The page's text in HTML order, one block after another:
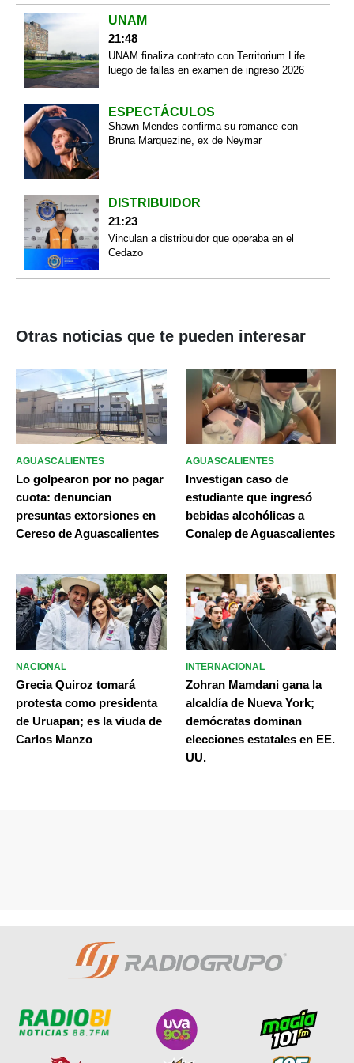
UNAM
21:48
UNAM finaliza contrato con Territorium Life
luego de fallas en examen de ingreso 2026
ESPECTÁCULOS
Shawn Mendes confirma su romance con
Bruna Marquezine, ex de Neymar
DISTRIBUIDOR
21:23
Vinculan a distribuidor que operaba en el
Cedazo
Otras noticias que te pueden interesar
AGUASCALIENTES
Lo golpearon por no pagar
cuota: denuncian
presuntas extorsiones en
Cereso de Aguascalientes
AGUASCALIENTES
Investigan caso de
estudiante que ingresó
bebidas alcohólicas a
Conalep de Aguascalientes
NACIONAL
Grecia Quiroz tomará
protesta como presidenta
de Uruapan; es la viuda de
Carlos Manzo
INTERNACIONAL
Zohran Mamdani gana la
alcaldía de Nueva York;
demócratas dominan
elecciones estatales en EE.
UU.